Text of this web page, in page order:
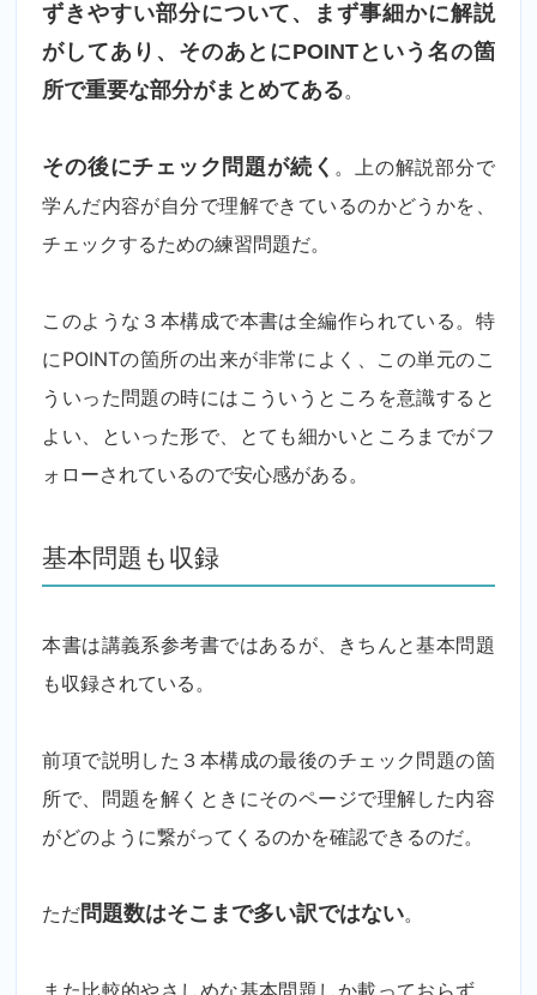
ずきやすい部分について、まず事細かに解説
がしてあり、そのあとにPOINTという名の箇
所で重要な部分がまとめてある。
その後にチェック問題が続く 。上の解説部分で
学んだ内容が自分で理解できているのかどうかを、
チェックするための練習問題だ。
このような３本構成で本書は全編作られている。特
にPOINTの箇所の出来が非常によく、この単元のこ
ういった問題の時にはこういうところを意識すると
よい、といった形で、とても細かいところまでがフ
ォローされているので安心感がある。
基本問題も収録
本書は講義系参考書ではあるが、きちんと基本問題
も収録されている。
前項で説明した３本構成の最後のチェック問題の箇
所で、問題を解くときにそのページで理解した内容
がどのように繋がってくるのかを確認できるのだ。
ただ問題数はそこまで多い訳ではない。